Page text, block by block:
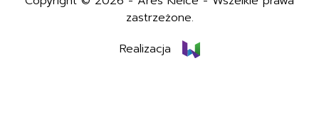
zastrzeżone.
Realizacja